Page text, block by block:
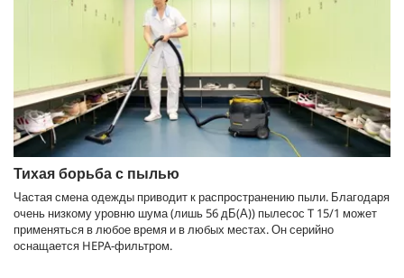
Тихая борьба с пылью
Частая смена одежды приводит к распространению пыли. Благодаря
очень низкому уровню шума (лишь 56 дБ(А)) пылесос T 15/1 может
применяться в любое время и в любых местах. Он серийно
оснащается HEPA-фильтром.